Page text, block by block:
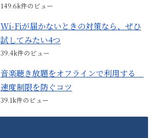
149.6k件のビュー
Wi-Fiが届かないときの対策なら、ぜひ
試してみたい4つ
39.4k件のビュー
音楽聴き放題をオフラインで利用する
速度制限を防ぐコツ
39.1k件のビュー